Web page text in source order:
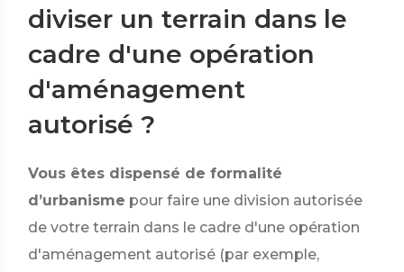
diviser un terrain dans le
cadre d'une opération
d'aménagement
autorisé ?
Vous êtes dispensé de formalité
d’urbanisme pour faire une division autorisée
de votre terrain dans le cadre d'une opération
d'aménagement autorisé (par exemple,